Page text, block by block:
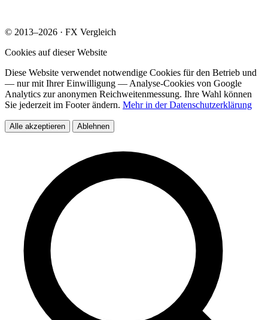
© 2013–2026 · FX Vergleich
Cookies auf dieser Website
Diese Website verwendet notwendige Cookies für den Betrieb und
— nur mit Ihrer Einwilligung — Analyse-Cookies von Google
Analytics zur anonymen Reichweitenmessung. Ihre Wahl können
Sie jederzeit im Footer ändern. Mehr in der Datenschutzerklärung
Alle akzeptieren Ablehnen